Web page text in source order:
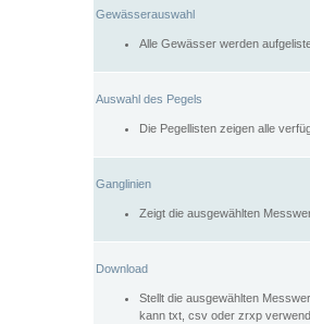
Gewässerauswahl
Alle Gewässer werden
Auswahl des Pegels
Die Pegellisten zeigen alle
Ganglinien
Zeigt die ausgewählten
Download
Stellt die ausgewählten
kann txt, csv oder zrxp